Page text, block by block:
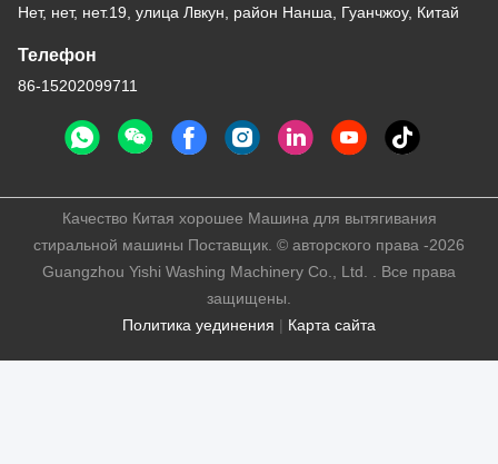
Нет, нет, нет.19, улица Лвкун, район Нанша, Гуанчжоу, Китай
Телефон
86-15202099711
Политика уединения | Карта сайта
Качество Китая хорошее Машина для вытягивания
стиральной машины Поставщик. © авторского права -2026
Guangzhou Yishi Washing Machinery Co., Ltd. . Все права
защищены.